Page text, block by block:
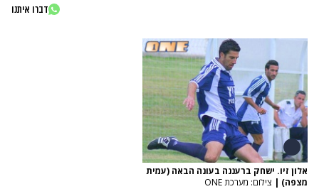
דברו איתנו
אלון זיו. ישחק ברעננה בעונה הבאה (עמית
מצפה) | צילום: מערכת ONE